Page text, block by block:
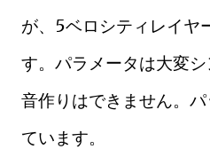
が、5ベロシティレイヤ
す。パラメータは大変
音作りはできません。
ています。